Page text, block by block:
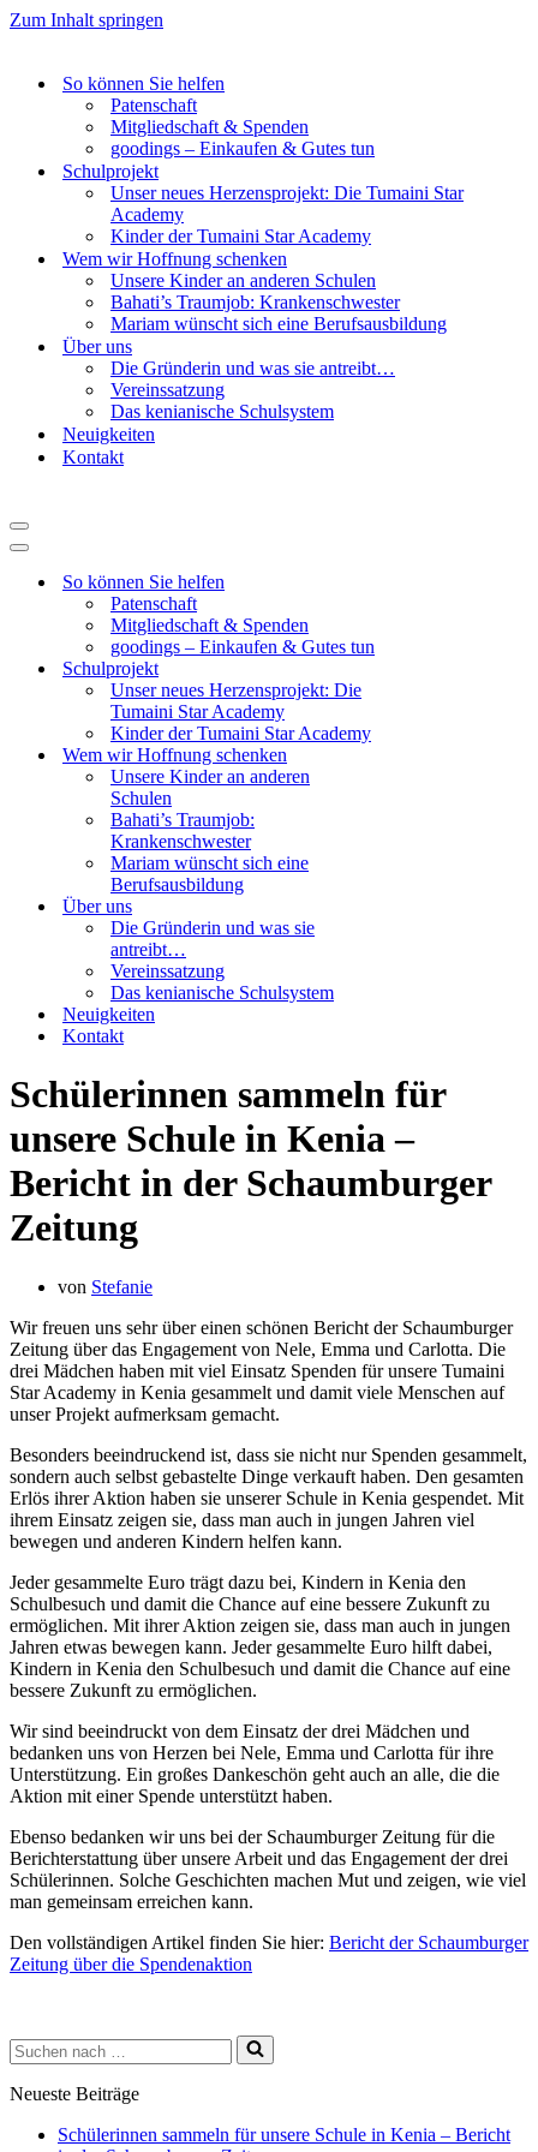
Zum Inhalt springen
So können Sie helfen
Patenschaft
Mitgliedschaft & Spenden
goodings – Einkaufen & Gutes tun
Schulprojekt
Unser neues Herzensprojekt: Die Tumaini Star
Academy
Kinder der Tumaini Star Academy
Wem wir Hoffnung schenken
Unsere Kinder an anderen Schulen
Bahati’s Traumjob: Krankenschwester
Mariam wünscht sich eine Berufsausbildung
Über uns
Die Gründerin und was sie antreibt…
Vereinssatzung
Das kenianische Schulsystem
Neuigkeiten
Kontakt
Navigationsmenü
Navigationsmenü
So können Sie helfen
Patenschaft
Mitgliedschaft & Spenden
goodings – Einkaufen & Gutes tun
Schulprojekt
Unser neues Herzensprojekt: Die
Tumaini Star Academy
Kinder der Tumaini Star Academy
Wem wir Hoffnung schenken
Unsere Kinder an anderen
Schulen
Bahati’s Traumjob:
Krankenschwester
Mariam wünscht sich eine
Berufsausbildung
Über uns
Die Gründerin und was sie
antreibt…
Vereinssatzung
Das kenianische Schulsystem
Neuigkeiten
Kontakt
Schülerinnen sammeln für
unsere Schule in Kenia –
Bericht in der Schaumburger
Zeitung
von Stefanie
Wir freuen uns sehr über einen schönen Bericht der Schaumburger
Zeitung über das Engagement von Nele, Emma und Carlotta. Die
drei Mädchen haben mit viel Einsatz Spenden für unsere Tumaini
Star Academy in Kenia gesammelt und damit viele Menschen auf
unser Projekt aufmerksam gemacht.
Besonders beeindruckend ist, dass sie nicht nur Spenden gesammelt,
sondern auch selbst gebastelte Dinge verkauft haben. Den gesamten
Erlös ihrer Aktion haben sie unserer Schule in Kenia gespendet. Mit
ihrem Einsatz zeigen sie, dass man auch in jungen Jahren viel
bewegen und anderen Kindern helfen kann.
Jeder gesammelte Euro trägt dazu bei, Kindern in Kenia den
Schulbesuch und damit die Chance auf eine bessere Zukunft zu
ermöglichen. Mit ihrer Aktion zeigen sie, dass man auch in jungen
Jahren etwas bewegen kann. Jeder gesammelte Euro hilft dabei,
Kindern in Kenia den Schulbesuch und damit die Chance auf eine
bessere Zukunft zu ermöglichen.
Wir sind beeindruckt von dem Einsatz der drei Mädchen und
bedanken uns von Herzen bei Nele, Emma und Carlotta für ihre
Unterstützung. Ein großes Dankeschön geht auch an alle, die die
Aktion mit einer Spende unterstützt haben.
Ebenso bedanken wir uns bei der Schaumburger Zeitung für die
Berichterstattung über unsere Arbeit und das Engagement der drei
Schülerinnen. Solche Geschichten machen Mut und zeigen, wie viel
man gemeinsam erreichen kann.
Den vollständigen Artikel finden Sie hier: Bericht der Schaumburger
Zeitung über die Spendenaktion
Suchen
nach …
Neueste Beiträge
Schülerinnen sammeln für unsere Schule in Kenia – Bericht